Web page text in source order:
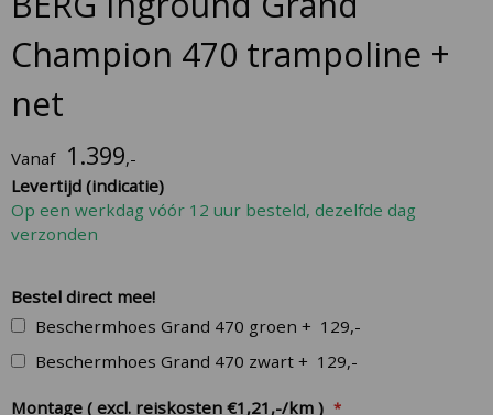
Champion 470 trampoline +
net
Vanaf 1.399,-
Levertijd (indicatie)
Op een werkdag vóór 12 uur besteld, dezelfde dag
verzonden
Bestel direct mee!
Beschermhoes Grand 470 groen + 129,-
Beschermhoes Grand 470 zwart + 129,-
Montage ( excl. reiskosten €1,21,-/km )
the
beginning
of
images